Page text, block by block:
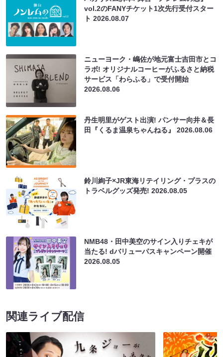
vol.2のFANYチケット1次先行受付スター
ト2026.08.07
ニューヨーク・嶋佐が地元富士吉田市とコ
ラボ! オリジナルコーヒーがふるさと納税
サービス「わらふる」で受付開始
2026.08.06
丹生明里がゲスト出演! パンサー向井＆長
田『くるま温泉ちゃんねる』2026.08.06
鈴川絢子×JR東海リテイリング・プラスの
トラベルグッズ発売!2026.08.05
NMB48・田中美空のサイン入りチェキが
当たる! dバリューパスキャンペーン開催
2026.08.05
関連ライブ配信